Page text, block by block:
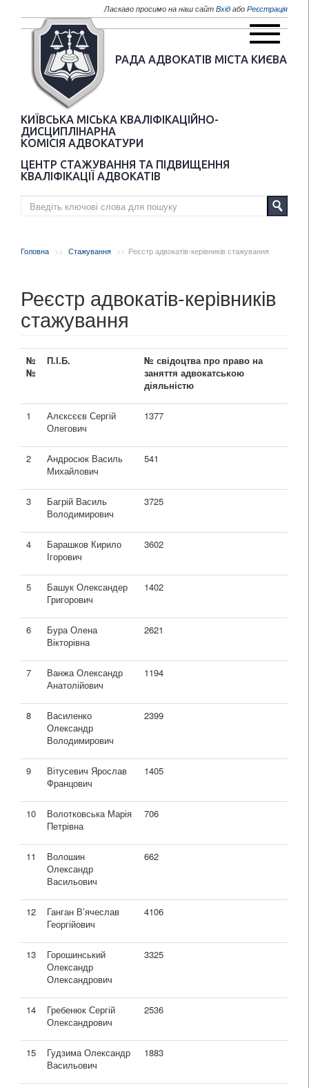
Перейти до основного матеріалуЛаскаво просимо на наш сайт Вхід або Реєстрація
РАДА АДВОКАТІВ МІСТА КИЄВА
КИЇВСЬКА МІСЬКА КВАЛІФІКАЦІЙНО-
ДИСЦИПЛІНАРНА
КОМІСІЯ АДВОКАТУРИ
ЦЕНТР СТАЖУВАННЯ ТА ПІДВИЩЕННЯ
КВАЛІФІКАЦІЇ АДВОКАТІВ
Головна Стажування Реєстр адвокатів-керівників стажування
Реєстр адвокатів-керівників
стажування
№
№
П.І.Б. № свідоцтва про право на
заняття адвокатською
діяльністю
1
Алєксєєв Сергій
Олегович
1377
2
Андросюк Василь
Михайлович
541
3
Багрій Василь
Володимирович
3725
4
Барашков Кирило
Ігорович
3602
5
Башук Олександер
Григорович
1402
6
Бура Олена
Вікторівна
2621
7
Ванжа Олександр
Анатолійович
1194
8
Василенко
Олександр
Володимирович
2399
9
Вітусевич Ярослав
Францович
1405
10
Волотковська Марія
Петрівна
706
11
Волошин
Олександр
Васильович
662
12
Ганган В’ячеслав
Георгійович
4106
13
Горошинський
Олександр
Олександрович
3325
14
Гребенюк Сергій
Олександрович
2536
15
Гудзима Олександр
Васильович
1883